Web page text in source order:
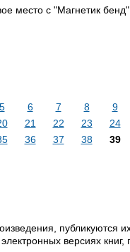
меcто c "Магнетик бенд".
5 6 7 8 9
21 22 23 24
36 37 38 39
публикуются
версиях